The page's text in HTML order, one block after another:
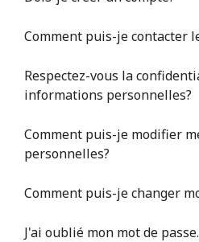
8 caractères minimum
Un numéro
Comment puis-je contacter
Respectez-vous la
informations personnelles?
Comment puis-je modifier
personnelles?
Comment puis-je changer
J'ai oublié mon mot de